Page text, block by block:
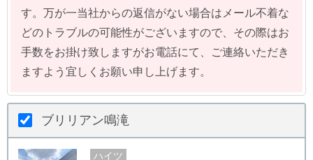
す。万が一当社からの返信がない場合はメール不着な
どのトラブルの可能性がございますので、その際はお
手数をお掛け致しますがお電話にて、ご連絡いただき
ますよう宜しくお願い申し上げます。
ブリリアン鳴滝
ハイツ